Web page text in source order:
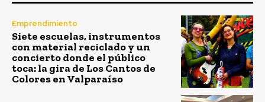
Emprendimiento
Siete escuelas, instrumentos
con material reciclado y un
concierto donde el público
toca: la gira de Los Cantos de
Colores en Valparaíso